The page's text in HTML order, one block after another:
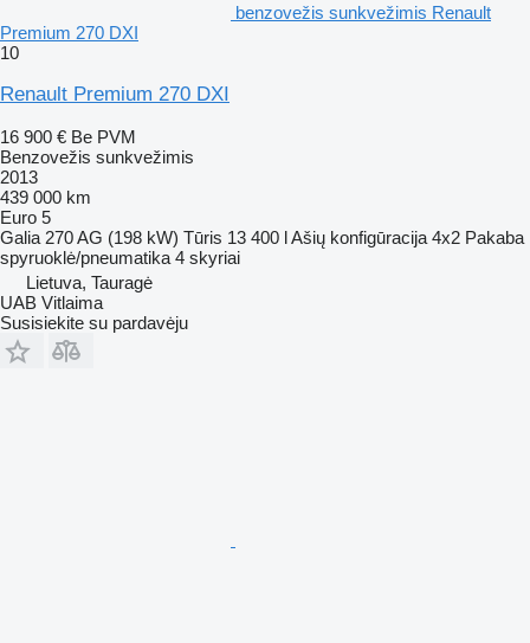
benzovežis sunkvežimis Renault
Premium 270 DXI
10
Renault Premium 270 DXI
16 900 € Be PVM
Benzovežis sunkvežimis
2013
439 000 km
Euro 5
Galia 270 AG (198 kW) Tūris 13 400 lAšių konfigūracija 4x2 Pakaba
spyruoklė/pneumatika 4 skyriai
Lietuva, Tauragė
UAB Vitlaima
Susisiekite su pardavėju